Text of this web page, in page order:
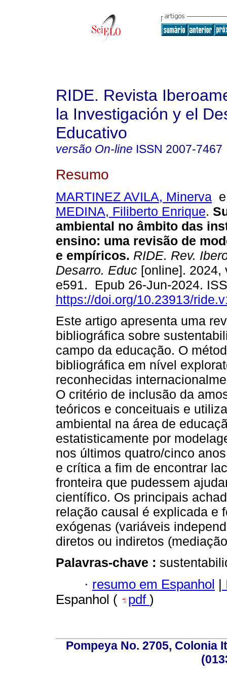
RIDE. Revista
la Investigación y el
Educativo
versão On-line ISSN 2007-7467
Resumo
MARTINEZ AVILA, Minerva
MEDINA, Filiberto Enrique.
ambiental no âmbito das
ensino: uma revisão de
e empíricos. RIDE. Rev.
Desarro. Educ [online]. 2024,
e591. Epub 26-Jun-2024.
https://doi.org/10.23913/
Este artigo apresenta uma
bibliográfica sobre
campo da educação. O
bibliográfica em nível
reconhecidas
O critério de inclusão da
teóricos e conceituais e
ambiental na área de
estatisticamente por
nos últimos quatro/cinco
e crítica a fim de encontrar
fronteira que pudessem
científico. Os principais
relação causal é explicada e
exógenas (variáveis
diretos ou indiretos
Palavras-chave :
· resumo em Espanhol |
Espanhol (
pdf )
Pompeya No. 2705, Colonia